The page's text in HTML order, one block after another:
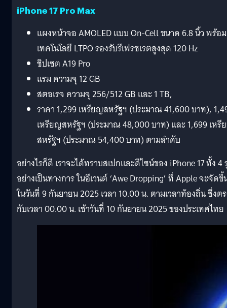
iPhone 17 Pro Max
แผงหน้าจอ AMOLED แบบ On-Cell ขนาด 6.8 นิ้ว พร้อม
เทคโนโลยี LTPO รองรับรีเฟรชเรตสูงสุด 120 Hz
ชิปเซต A19 Pro
แรม ความจุ 12 GB
สตอเรจ ความจุ 256/512 GB และ 1 TB,
ราคา 1,299 เหรียญสหรัฐฯ (ประมาณ 41,600 บาท),
เหรียญสหรัฐฯ (ประมาณ 48,000 บาท) และ 1,699 เห
สหรัฐฯ (ประมาณ 54,400 บาท) ตามลำดับ
อย่างไรก็ดี เราจะได้ทราบสเปกและดีไซน์ของ iPhone 17 ทั้ง 4
อย่างเป็นทางการ ในอีเวนต์ ‘Awe Dropping’ ที่ Apple จะจัดขึ้
ในวันที่ 9 กันยายน 2025 เวลา 10.00 น. ตามเวลาท้องถิ่น ซึ่งต
กับเวลา 00.00 น. เช้าวันที่ 10 กันยายน 2025 ของประเทศไทย